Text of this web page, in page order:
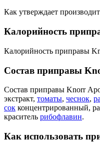
Как утверждает
Калорийность
Калорийность приправы
Состав приправы
Состав приправы Knorr
экстракт, томаты, чеснок,
сок концентрированный,
краситель рибофлавин.
Как использовать